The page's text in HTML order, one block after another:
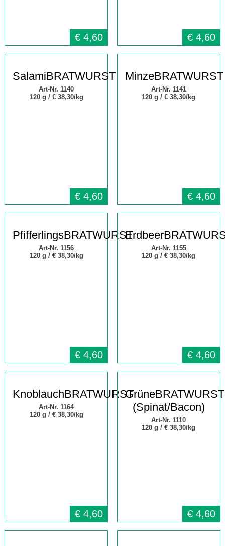
€ 4,60 € 4,60
SalamiBRATWURST
Art-Nr. 1140
120 g / € 38,30/kg
€ 4,60
MinzeBRATWURST
Art-Nr. 1141
120 g /€ 38,30/kg
€ 4,60
PfifferlingsBRATWURST
Art-Nr. 1156
120 g / € 38,30/kg
€ 4,60
Art-Nr. 1155
120 g /€ 38,30/kg
€ 4,60
KnoblauchBRATWURST
Art-Nr. 1164
120 g / € 38,30/kg
€ 4,60
GrüneBRATWURST
(Spinat/Bacon)
Art-Nr. 1110
120 g /€ 38,30/kg
€ 4,60